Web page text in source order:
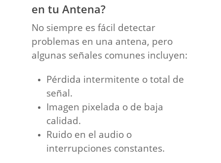
en tu Antena?
No siempre es fácil detectar
problemas en una antena, pero
algunas señales comunes incluyen:
Pérdida intermitente o total de
señal.
Imagen pixelada o de baja
calidad.
Ruido en el audio o
interrupciones constantes.